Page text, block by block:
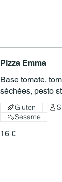
Pizza Emma
Base tomate,
16 €
Gluten
Sesame